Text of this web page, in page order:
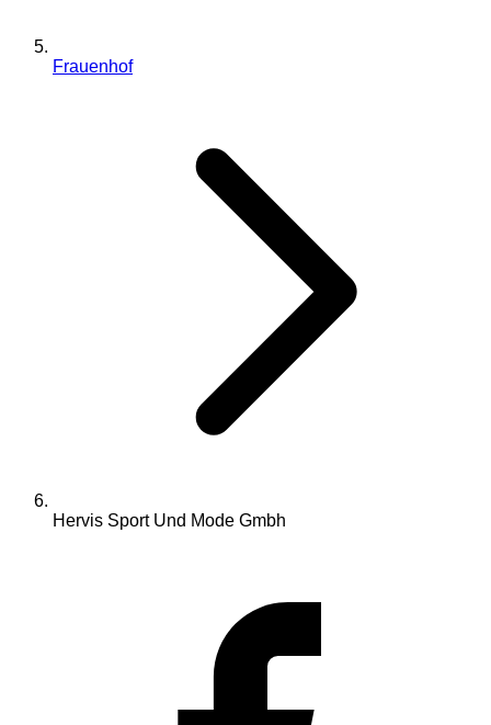
Frauenhof
Hervis Sport Und Mode Gmbh